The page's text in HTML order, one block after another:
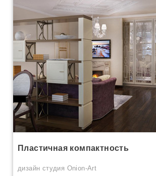
Пластичная компактность
дизайн студия Onion-Art